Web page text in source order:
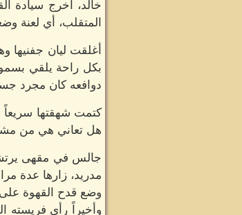
خالد، أخرج سيادة
المتقلب، أي لعنة
أغلقت ليان جفنيها
بكل راحة يلقي
دوافعه كان مجرد
كتمت شهقتها سريعاً
هل تعاني هي من
جالس في مقهى
مدريد، زارها عدة
وضع قدح القهوة على
وأخيراً رأي فريسته